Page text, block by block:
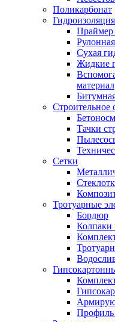
Поликарбонат
Гидроизоляция
Сухая
Жидкие
материал
Строительное
Тачки
Сетки
Тротуарные
Бордюр
Колпаки
Профиль